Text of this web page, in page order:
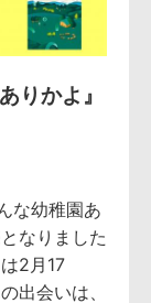
りかよ』
な幼稚園あ
なりました
2月17
出会いは、